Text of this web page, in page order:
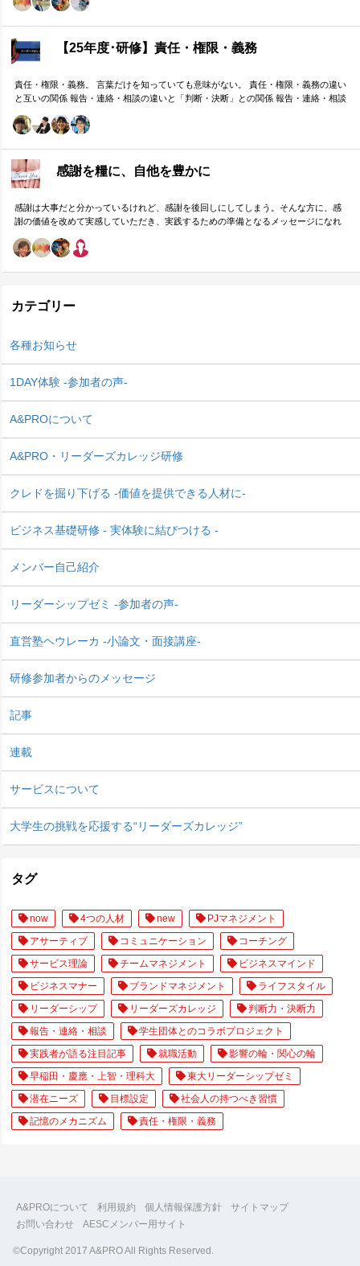
【25年度･研修】責任・権限・義務
責任・権限・義務。 言葉だけを知っていても意味がない。 責任・権限・義務の違い
と互いの関係 報告・連絡・相談の違いと「判断・決断」との関係 報告・連絡・相談
分けることが重要。 理屈と機能を理解し、チームワークを大きく向上したいリーダ
感謝を糧に、自他を豊かに
感謝は大事だと分かっているけれど、感謝を後回しにしてしまう。そんな方に、感
謝の価値を改めて実感していただき、実践するための準備となるメッセージになれ
カテゴリー
各種お知らせ
1DAY体験 -参加者の声-
A&PROについて
A&PRO・リーダーズカレッジ研修
クレドを掘り下げる -価値を提供できる人材に-
ビジネス基礎研修 - 実体験に結びつける -
メンバー自己紹介
リーダーシップゼミ -参加者の声-
直営塾ヘウレーカ -小論文・面接講座-
研修参加者からのメッセージ
記事
連載
サービスについて
大学生の挑戦を応援する“リーダーズカレッジ”
タグ
now 4つの人材 new
PJマネジメント
アサーティブ
コミュニケーション
コーチング
サービス理論
チームマネジメント
ビジネスマインド
ビジネスマナー
ブランドマネジメント
ライフスタイル
リーダーシップ
リーダーズカレッジ
判断力・決断力
報告・連絡・相談
学生団体とのコラボプロジェクト
実践者が語る注目記事
就職活動
影響の輪・関心の輪
早稲田・慶應・上智・理科大
東大リーダーシップゼミ
潜在ニーズ
目標設定
社会人の持つべき習慣
記憶のメカニズム
責任・権限・義務
A&PROについて 利用規約 個人情報保護方針
サイトマップ
お問い合わせ
AESCメンバー用サイト
©Copyright 2017 A&PRO All Rights Reserved.